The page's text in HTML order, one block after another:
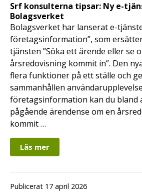
Srf konsulterna tipsar: Ny e-
Bolagsverket
Bolagsverket har lanserat e-
företagsinformation”, som
tjänsten ”Söka ett ärende eller se
årsredovisning kommit in”. Den
flera funktioner på ett ställe och
sammanhållen
företagsinformation kan du bland
pågående ärendense om en
kommit …
Läs mer
Publicerat 17 april 2026